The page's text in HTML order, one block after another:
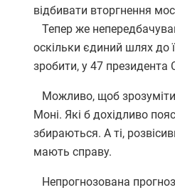
відбивати вторгнення
Тепер же
оскільки єдиний шлях до
зробити, у 47 президента
Можливо, щоб зрозуміти,
Моні. Які б дохідливо
збираються. А ті,
мають справу.
Непрогнозована